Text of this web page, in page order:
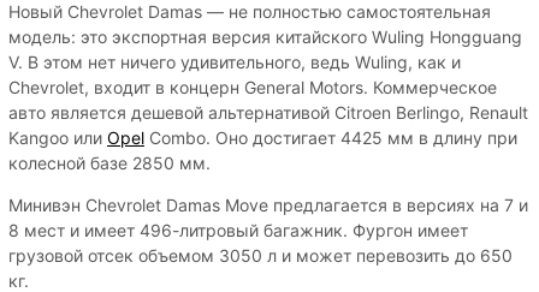
Новый Chevrolet Damas — не полностью самостоятельная
модель: это экспортная версия китайского Wuling Hongguang
V. В этом нет ничего удивительного, ведь Wuling, как и
Chevrolet, входит в концерн General Motors. Коммерческое
авто является дешевой альтернативой Citroen Berlingo, Renault
Kangoo или Opel Combo. Оно достигает 4425 мм в длину при
колесной базе 2850 мм.
Минивэн Chevrolet Damas Move предлагается в версиях на 7 и
8 мест и имеет 496-литровый багажник. Фургон имеет
грузовой отсек объемом 3050 л и может перевозить до 650
кг.